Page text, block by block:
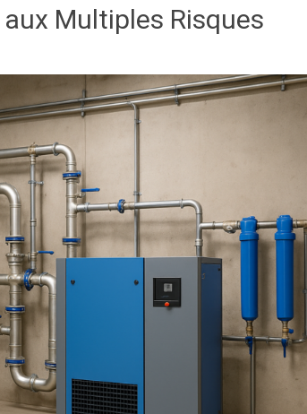
Multiples Risques